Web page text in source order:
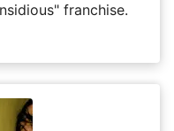
franchise.